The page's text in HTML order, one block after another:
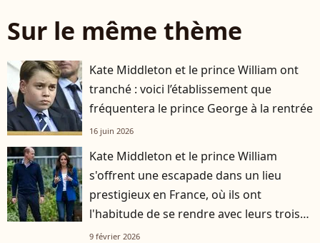
Sur le même thème
Kate Middleton et le prince William ont
tranché : voici l’établissement que
fréquentera le prince George à la rentrée
16 juin 2026
Kate Middleton et le prince William
s'offrent une escapade dans un lieu
prestigieux en France, où ils ont
l'habitude de se rendre avec leurs trois
enfants
9 février 2026